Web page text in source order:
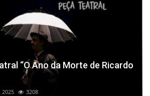
“O Ano da Morte de Ricardo
2025 3208